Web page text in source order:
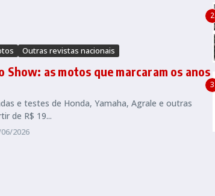
Outras revistas nacionais
Show: as motos que marcaram os anos
e testes de Honda, Yamaha, Agrale e outras
de R$ 19...
2026
2
3